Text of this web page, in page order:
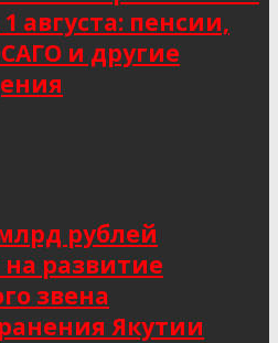
августа: пенсии,
и другие
рублей
развитие
звена
Якутии